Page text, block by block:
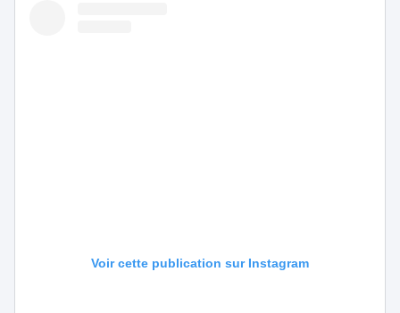
Voir cette publication sur Instagram